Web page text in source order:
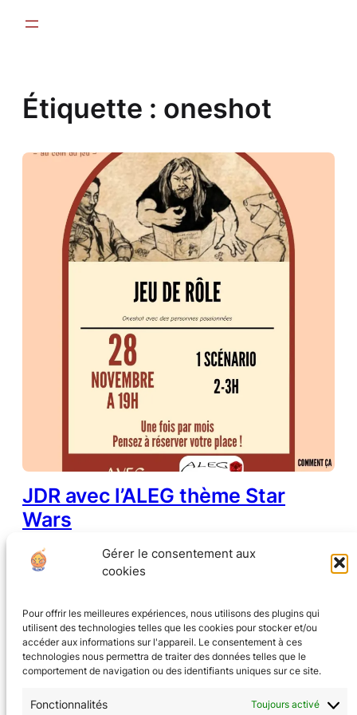
Gérer le consentement aux
cookies
Pour offrir les meilleures expériences, nous utilisons des plugins qui
utilisent des technologies telles que les cookies pour stocker et/ou
accéder aux informations sur l'appareil. Le consentement à ces
technologies nous permettra de traiter des données telles que le
comportement de navigation ou des identifiants uniques sur ce site.
Fonctionnalités Toujours activé
Étiquette : oneshot
JDR avec l’ALEG thème Star
Wars
17 novembre 2025•tanierejeux.fr